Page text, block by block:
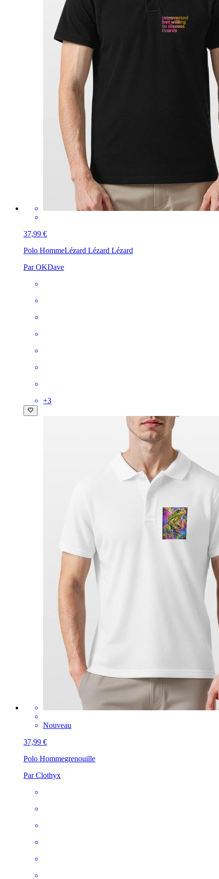
37,99 €
Polo HommeLézard Lézard Lézard
Par OKDave
+3
Nouveau
37,99 €
Polo Hommegrenouille
Par Clothyx